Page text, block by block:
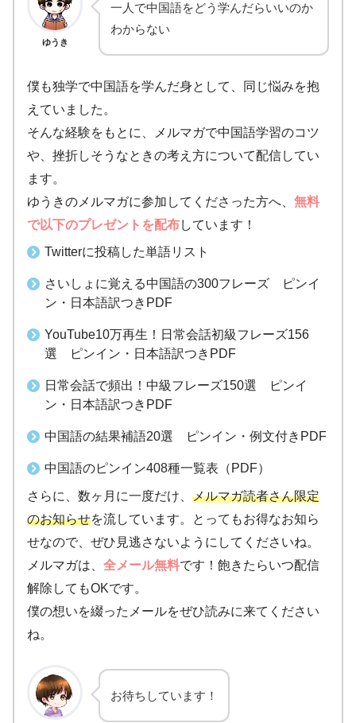
ゆうき
一人で中国語をどう学んだらいいのか
わからない
僕も独学で中国語を学んだ身として、同じ悩みを抱
えていました。
そんな経験をもとに、メルマガで中国語学習のコツ
や、挫折しそうなときの考え方について配信してい
ます。
ゆうきのメルマガに参加してくださった方へ、 無料
で以下のプレゼントを配布しています！
Twitterに投稿した単語リスト
さいしょに覚える中国語の300フレーズ ピンイ
ン・日本語訳つきPDF
YouTube10万再生！日常会話初級フレーズ156
選 ピンイン・日本語訳つきPDF
日常会話で頻出！中級フレーズ150選 ピンイ
ン・日本語訳つきPDF
中国語の結果補語20選 ピンイン・例文付きPDF
中国語のピンイン408種一覧表（PDF）
さらに、数ヶ月に一度だけ、 メルマガ読者さん限定
のお知らせを流しています。とってもお得なお知ら
せなので、ぜひ見逃さないようにしてくださいね。
メルマガは、 全メール無料です！飽きたらいつ配信
解除してもOKです。
僕の想いを綴ったメールをぜひ読みに来てください
ね。
お待ちしています！